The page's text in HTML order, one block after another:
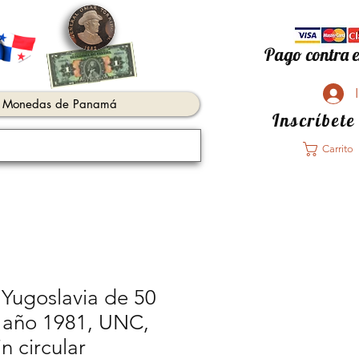
Monedas de Panamá
Pago contra
Carrito
de 50
1981, UNC,
circular